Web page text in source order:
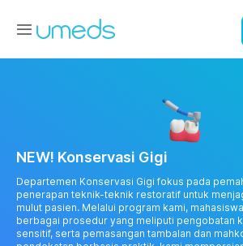
NEW! Konservasi Gigi
Departemen Konservasi Gigi fokus pada
penerapan teknik-teknik restoratif untuk
mulut pasien. Melalui program kami,
berbagai prosedur yang meliputi pengobatan
sensitif, serta pemasangan tambalan dan